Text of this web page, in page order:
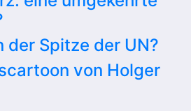
der Spitze der UN?
von Holger